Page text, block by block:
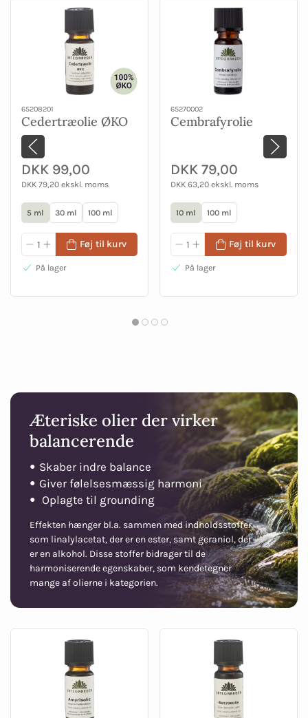
65208201
Cedertræolie ØKO
DKK 99,00
DKK 79,20 ekskl. moms
5 ml 30 ml 100 ml
Føj til kurv
På lager
65270002
Cembrafyrolie
DKK 79,00
DKK 63,20 ekskl. moms
10 ml 100 ml
Føj til kurv
På lager
Æteriske olier der virker
balancerende
● Skaber indre balance
● Giver følelsesmæssig harmoni
● Oplagte til grounding
Effekten hænger bl.a. sammen med indholdsstoffer
som linalylacetat, der er en ester, samt geraniol, der
er en alkohol. Disse stoffer bidrager til de
harmoniserende egenskaber, som kendetegner
mange af olierne i kategorien.